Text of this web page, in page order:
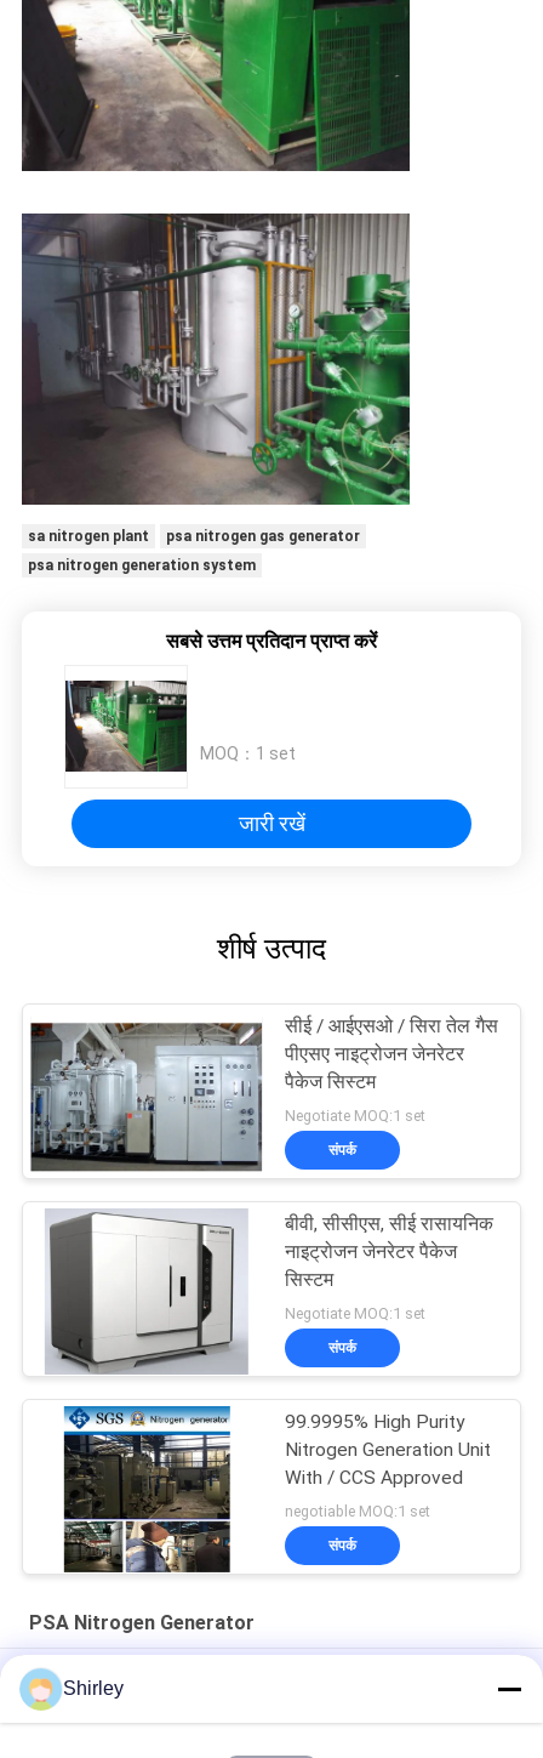
sa nitrogen plant
psa nitrogen gas generator
psa nitrogen generation system
सबसे उत्तम प्रतिदान प्राप्त करें
MOQ： 1 set
जारी रखें
शीर्ष उत्पाद
सीई / आईएसओ / सिरा तेल गैस
पीएसए नाइट्रोजन जेनरेटर
पैकेज सिस्टम
Negotiate MOQ:1 set
संपर्क
बीवी, सीसीएस, सीई रासायनिक
नाइट्रोजन जेनरेटर पैकेज
सिस्टम
Negotiate MOQ:1 set
संपर्क
99.9995% High Purity
Nitrogen Generation Unit
With / CCS Approved
negotiable MOQ:1 set
संपर्क
PSA Nitrogen Generator
99.99% शुद्धता और 90% लागत बचत के साथ फाइबर लेजर कटिंग के लिए साइट पर
पीएसए नाइट्रोजन जनरेटर
Shirley